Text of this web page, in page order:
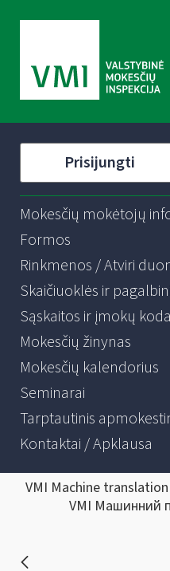
Prisijungti
Mokesčių mokėtojų
Formos
Rinkmenos / Atviri
Skaičiuoklės ir
Sąskaitos ir įmokų
Mokesčių žinynas
Mokesčių kalendorius
Seminarai
Tarptautinis
Kontaktai / Apklausa
VMI Machine
VMI Машинний